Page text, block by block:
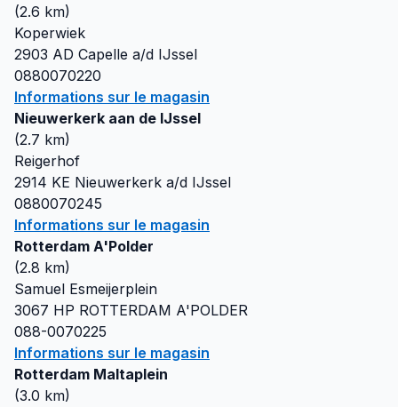
(2.6 km)
Koperwiek
2903 AD Capelle a/d IJssel
0880070220
Informations sur le magasin
Nieuwerkerk aan de IJssel
(2.7 km)
Reigerhof
2914 KE Nieuwerkerk a/d IJssel
0880070245
Informations sur le magasin
Rotterdam A'Polder
(2.8 km)
Samuel Esmeijerplein
3067 HP ROTTERDAM A'POLDER
088-0070225
Informations sur le magasin
Rotterdam Maltaplein
(3.0 km)